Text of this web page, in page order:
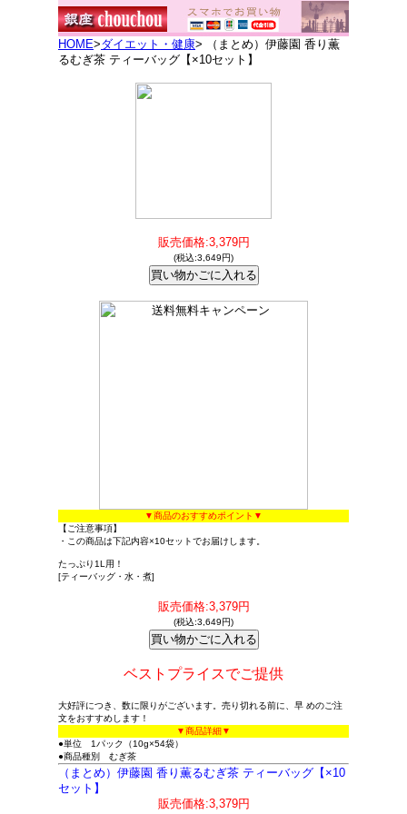
HOME>ダイエット・健康> （まとめ）伊藤園 香り薫
るむぎ茶 ティーバッグ【×10セット】
販売価格:3,379円
(税込:3,649円)
▼商品のおすすめポイント▼
【ご注意事項】
・この商品は下記内容×10セットでお届けします。
たっぷり1L用！
[ティーバッグ・水・煮]
販売価格:3,379円
(税込:3,649円)
ベストプライスでご提供
大好評につき、数に限りがございます。売り切れる前に、早 めのご注
文をおすすめします！
▼商品詳細▼
●単位 1パック（10g×54袋）
●商品種別 むぎ茶
（まとめ）伊藤園 香り薫るむぎ茶 ティーバッグ【×10
セット】
販売価格:3,379円